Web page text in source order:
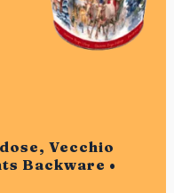
Vecchio
Backware •